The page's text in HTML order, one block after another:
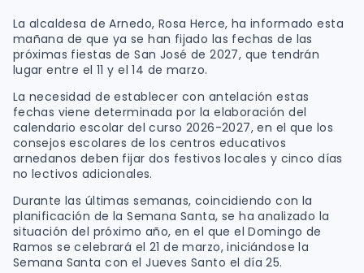
La alcaldesa de Arnedo, Rosa Herce, ha informado esta
mañana de que ya se han fijado las fechas de las
próximas fiestas de San José de 2027, que tendrán
lugar entre el 11 y el 14 de marzo.
La necesidad de establecer con antelación estas
fechas viene determinada por la elaboración del
calendario escolar del curso 2026-2027, en el que los
consejos escolares de los centros educativos
arnedanos deben fijar dos festivos locales y cinco días
no lectivos adicionales.
Durante las últimas semanas, coincidiendo con la
planificación de la Semana Santa, se ha analizado la
situación del próximo año, en el que el Domingo de
Ramos se celebrará el 21 de marzo, iniciándose la
Semana Santa con el Jueves Santo el día 25.